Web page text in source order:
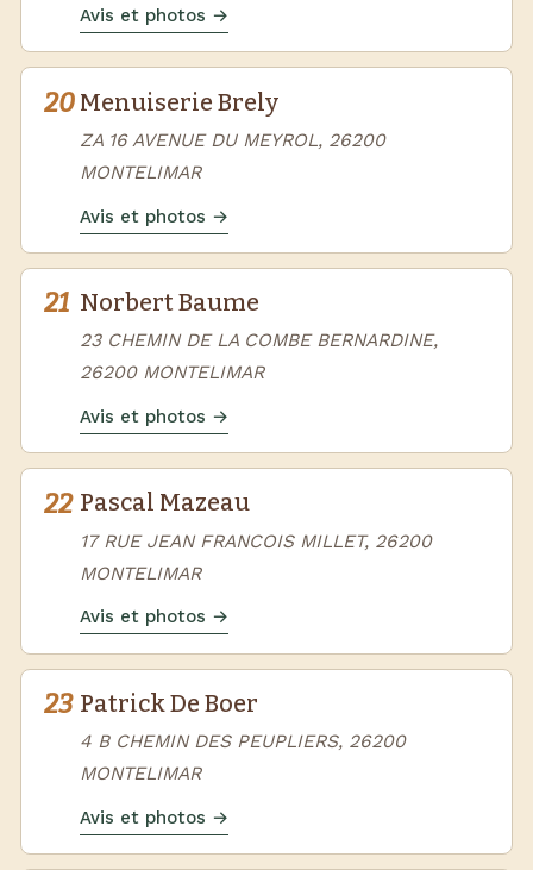
Avis et photos →
20 Menuiserie Brely
ZA 16 AVENUE DU MEYROL, 26200
MONTELIMAR
Avis et photos →
21 Norbert Baume
23 CHEMIN DE LA COMBE BERNARDINE,
26200 MONTELIMAR
Avis et photos →
22 Pascal Mazeau
17 RUE JEAN FRANCOIS MILLET, 26200
MONTELIMAR
Avis et photos →
23 Patrick De Boer
4 B CHEMIN DES PEUPLIERS, 26200
MONTELIMAR
Avis et photos →